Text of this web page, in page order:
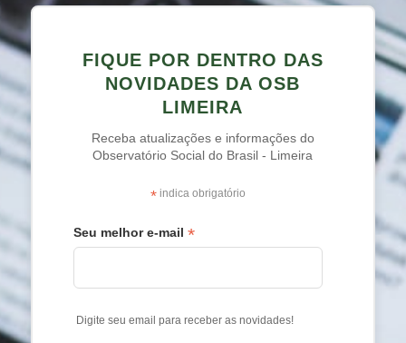
FIQUE POR DENTRO DAS
NOVIDADES DA OSB
LIMEIRA
Receba atualizações e informações do
Observatório Social do Brasil - Limeira
*indica obrigatório
Seu melhor e-mail *
Digite seu email para receber as novidades!